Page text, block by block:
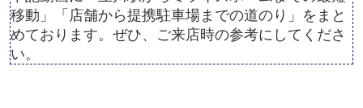
移動」「店舗から提携駐車場までの道のり」をまと
めております。ぜひ、ご来店時の参考にしてくださ
い。